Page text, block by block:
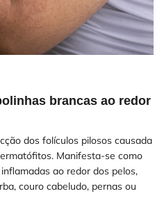
brancas ao redor
dos folículos pilosos causada
Manifesta-se como
ao redor dos pelos,
couro cabeludo, pernas ou